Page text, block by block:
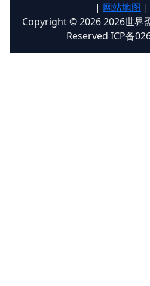
| 网站地图 |
Copyright © 2026 2026世界
Reserved ICP备